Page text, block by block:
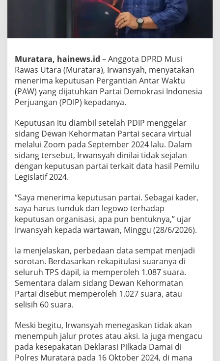
Muratara, hainews.id – Anggota DPRD Musi
Rawas Utara (Muratara), Irwansyah, menyatakan
menerima keputusan Pergantian Antar Waktu
(PAW) yang dijatuhkan Partai Demokrasi Indonesia
Perjuangan (PDIP) kepadanya.
Keputusan itu diambil setelah PDIP menggelar
sidang Dewan Kehormatan Partai secara virtual
melalui Zoom pada September 2024 lalu. Dalam
sidang tersebut, Irwansyah dinilai tidak sejalan
dengan keputusan partai terkait data hasil Pemilu
Legislatif 2024.
“Saya menerima keputusan partai. Sebagai kader,
saya harus tunduk dan legowo terhadap
keputusan organisasi, apa pun bentuknya,” ujar
Irwansyah kepada wartawan, Minggu (28/6/2026).
Ia menjelaskan, perbedaan data sempat menjadi
sorotan. Berdasarkan rekapitulasi suaranya di
seluruh TPS dapil, ia memperoleh 1.087 suara.
Sementara dalam sidang Dewan Kehormatan
Partai disebut memperoleh 1.027 suara, atau
selisih 60 suara.
Meski begitu, Irwansyah menegaskan tidak akan
menempuh jalur protes atau aksi. Ia juga mengacu
pada kesepakatan Deklarasi Pilkada Damai di
Polres Muratara pada 16 Oktober 2024, di mana